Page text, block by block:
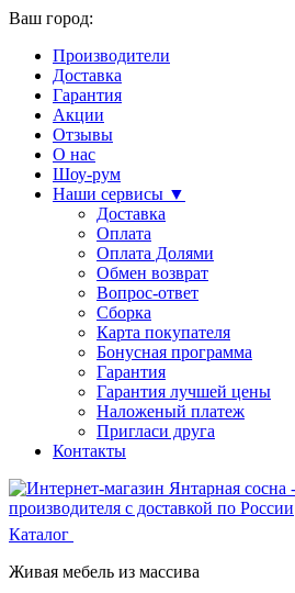
Ваш город:
Производители
Доставка
Гарантия
Акции
Отзывы
О нас
Шоу-рум
Наши сервисы ▼
Доставка
Оплата
Оплата Долями
Обмен возврат
Вопрос-ответ
Сборка
Карта покупателя
Бонусная программа
Гарантия
Гарантия лучшей цены
Наложеный платеж
Пригласи друга
Контакты
Каталог
Живая мебель из массива